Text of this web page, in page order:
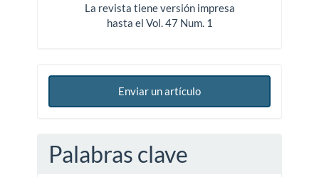
La revista tiene versión impresa
hasta el Vol. 47 Num. 1
Enviar un artículo
Palabras clave